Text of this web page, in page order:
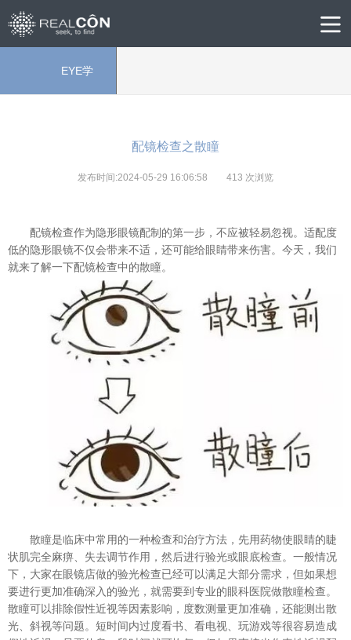
EYE学
配镜检查之散瞳
发布时间:2024-05-29 16:06:58 413 次浏览
配镜检查作为隐形眼镜配制的第一步，不应被轻易忽视。适配度
低的隐形眼镜不仅会带来不适，还可能给眼睛带来伤害。今天，我们
就来了解一下配镜检查中的散瞳。
散瞳是临床中常用的一种检查和治疗方法，先用药物使眼睛的睫
状肌完全麻痹、失去调节作用，然后进行验光或眼底检查。一般情况
下，大家在眼镜店做的验光检查已经可以满足大部分需求，但如果想
要进行更加准确深入的验光，就需要到专业的眼科医院做散瞳检查。
散瞳可以排除假性近视等因素影响，度数测量更加准确，还能测出散
光、斜视等问题。短时间内过度看书、看电视、玩游戏等很容易造成